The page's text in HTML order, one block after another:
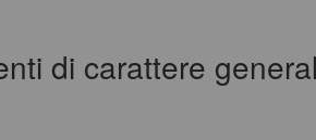
di carattere